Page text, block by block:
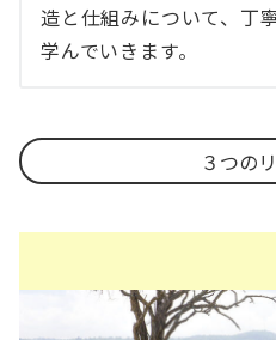
造と仕組みについて、丁
学んでいきます。
３つの